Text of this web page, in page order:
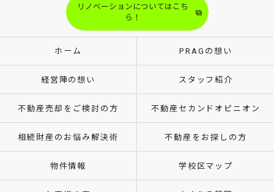
リノベーションについてはこち
ら！
ホーム PRAGの想い
経営陣の想い スタッフ紹介
不動産売却をご検討の方 不動産セカンドオピニオン
相続財産のお悩み解決術 不動産をお探しの方
物件情報 学校区マップ